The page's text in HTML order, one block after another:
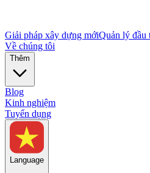
Giải pháp xây dựng mớiQuản lý đầu
Về chúng tôi
Thêm
Blog
Kinh nghiệm
Tuyển dụng
Language